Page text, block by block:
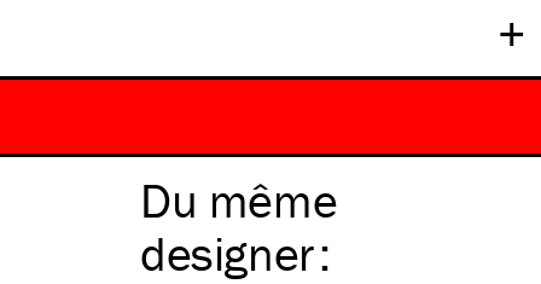
+
Du même
designer: